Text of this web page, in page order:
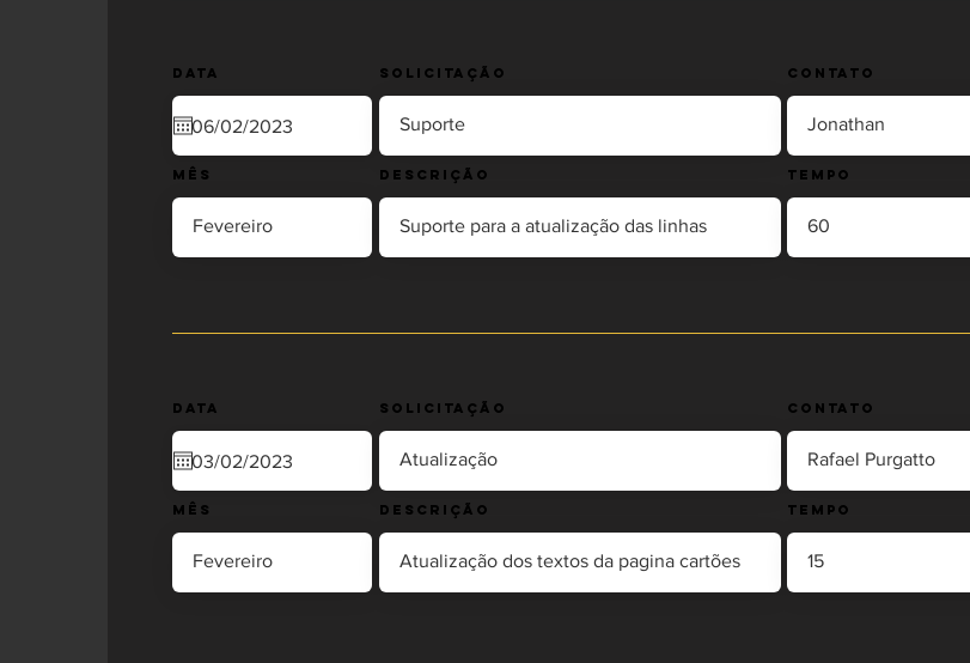
Data Solicitação Contato
Mês Descrição Tempo
Data Solicitação Contato
Mês Descrição Tempo